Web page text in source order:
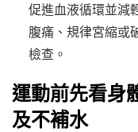
促進血液循環並減
腹痛、規律宮縮或
檢查。
運動前先看身
及不補水